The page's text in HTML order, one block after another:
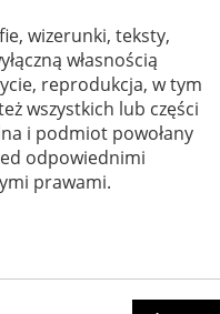
wizerunki, teksty,
własnością
reprodukcja, w tym
wszystkich lub części
i podmiot powołany
odpowiednimi
prawami.